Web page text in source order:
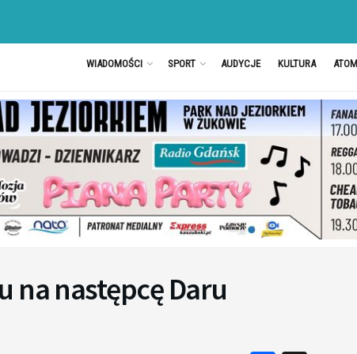
WIADOMOŚCI SPORT AUDYCJE KULTURA
na następcę Daru